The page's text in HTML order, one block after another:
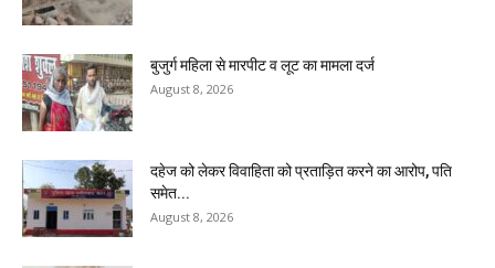
बुजुर्ग महिला से मारपीट व लूट का मामला दर्ज
August 8, 2026
दहेज को लेकर विवाहिता को प्रताड़ित करने का आरोप, पति
समेत...
August 8, 2026